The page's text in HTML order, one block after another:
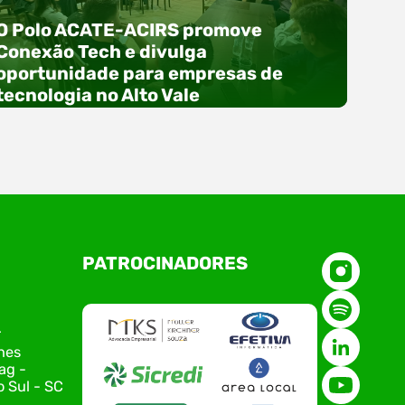
Polo ACATE-ACIRS promove
Tech e divulga
para empresas de
no Alto Vale
O Polo ACATE-ACIRS, por meio do NIAVI – Núcleo
de Tecnologia da Informação do Alto Vale do
Conexão Tech NIAVI, reunindo empresas de
tecnologia da região para uma noite de
conteúdo estratégico e
de novas iniciativas para o setor.
encontro aconteceu em Rio…
-
Sul - SC
PATROCINADORES